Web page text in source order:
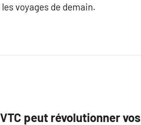
voyages de demain.
peut révolutionner vos